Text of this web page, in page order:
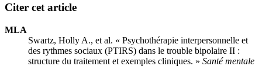
Citer cet article
MLA
Swartz, Holly A., et al. « Psychothérapie interpersonnelle et
des rythmes sociaux (PTIRS) dans le trouble bipolaire II :
structure du traitement et exemples cliniques. » Santé mentale